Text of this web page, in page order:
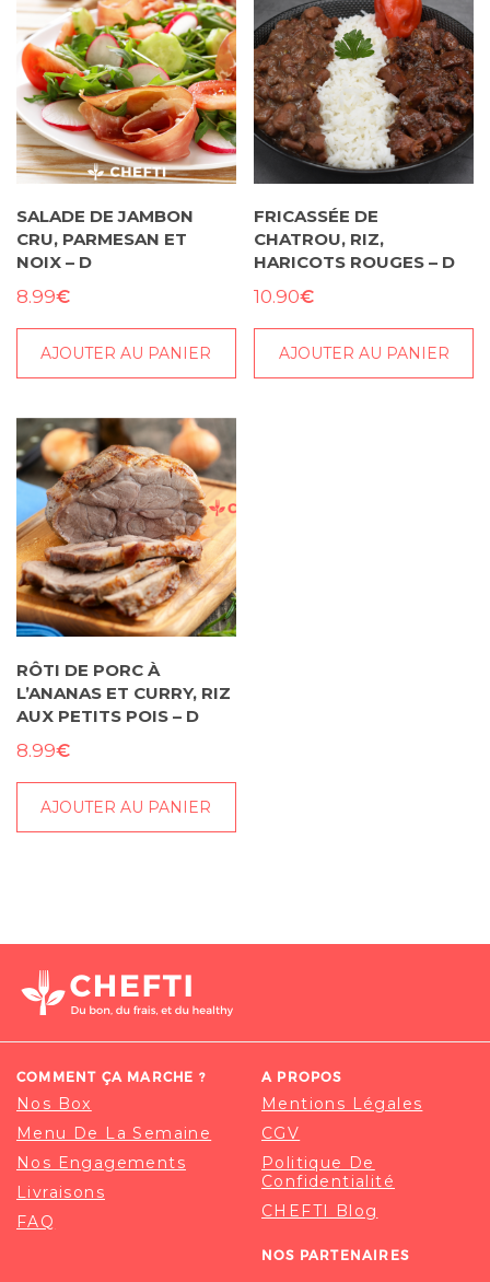
SALADE DE JAMBON
CRU, PARMESAN ET
NOIX – D
8.99€
AJOUTER AU PANIER
FRICASSÉE DE
CHATROU, RIZ,
HARICOTS ROUGES – D
10.90€
AJOUTER AU PANIER
RÔTI DE PORC À
L’ANANAS ET CURRY, RIZ
AUX PETITS POIS – D
8.99€
AJOUTER AU PANIER
COMMENT ÇA MARCHE ?
Nos Box
Menu De La Semaine
Nos Engagements
Livraisons
FAQ
A PROPOS
Mentions Légales
CGV
Politique De
Confidentialité
CHEFTI Blog
NOS PARTENAIRES